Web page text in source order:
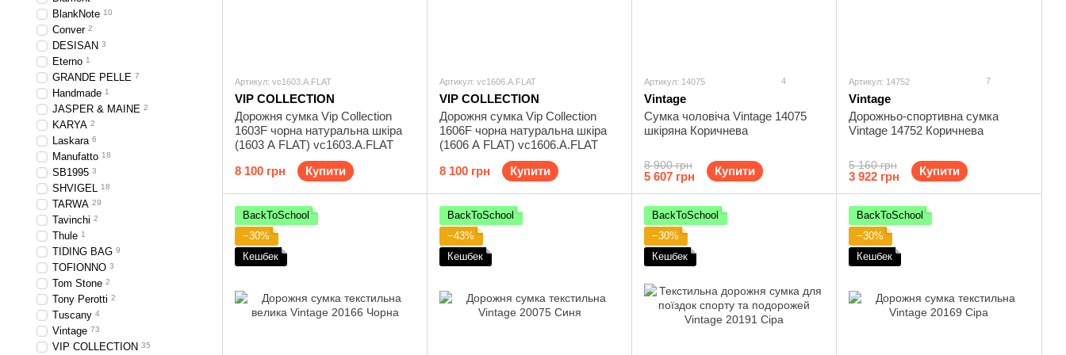
Артикул: vc1603.A.FLAT
VIP COLLECTION
Дорожня сумка Vip Collection
1603F чорна натуральна шкіра
(1603 А FLAT) vc1603.A.FLAT
8 100 грн
Купити
Артикул: vc1606.A.FLAT
VIP COLLECTION
Дорожня сумка Vip Collection
1606F чорна натуральна шкіра
(1606 A FLAT) vc1606.A.FLAT
8 100 грн
Купити
Артикул: 14075 4
Vintage
Сумка чоловіча Vintage 14075
шкіряна Коричнева
8 900 грн
5 607 грн Купити
Артикул: 14752 7
Vintage
Дорожньо-спортивна сумка
Vintage 14752 Коричнева
5 160 грн
3 922 грн Купити
BackToSchool
−30%
Кешбек
BackToSchool
−43%
Кешбек
BackToSchool
−30%
Кешбек
BackToSchool
−30%
Кешбек
BlankNote 10
Conver 2
DESISAN 3
Eterno 1
GRANDE PELLE 7
Handmade 1
JASPER & MAINE 2
KARYA 2
Laskara 6
Manufatto 18
SB1995 3
SHVIGEL 18
TARWA 29
Tavinchi 2
Thule 1
TIDING BAG 9
TOFIONNO 3
Tom Stone 2
Tony Perotti 2
Tuscany 4
Vintage 73
VIP COLLECTION 35